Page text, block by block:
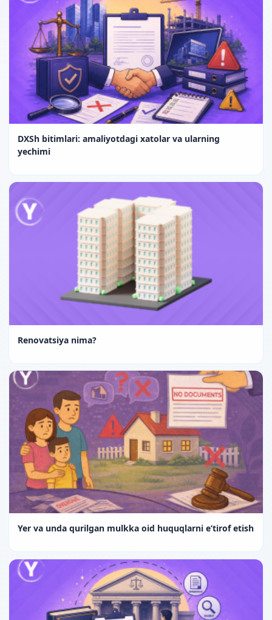
DXSh bitimlari: amaliyotdagi xatolar va ularning
yechimi
Renovatsiya nima?
Yer va unda qurilgan mulkka oid huquqlarni e’tirof etish